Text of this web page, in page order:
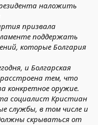
наложить
призвала
поддержать
которые Болгария
и Болгарская
тем, что
конкретное оружие.
социалист Кристиан
службы, в том числе и
скрываться от